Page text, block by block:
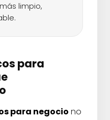
limpio,
para
para negocio no